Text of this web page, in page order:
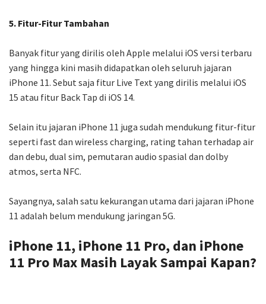
5. Fitur-Fitur Tambahan
Banyak fitur yang dirilis oleh Apple melalui iOS versi terbaru
yang hingga kini masih didapatkan oleh seluruh jajaran
iPhone 11. Sebut saja fitur Live Text yang dirilis melalui iOS
15 atau fitur Back Tap di iOS 14.
Selain itu jajaran iPhone 11 juga sudah mendukung fitur-fitur
seperti fast dan wireless charging, rating tahan terhadap air
dan debu, dual sim, pemutaran audio spasial dan dolby
atmos, serta NFC.
Sayangnya, salah satu kekurangan utama dari jajaran iPhone
11 adalah belum mendukung jaringan 5G.
iPhone 11, iPhone 11 Pro, dan iPhone
11 Pro Max Masih Layak Sampai Kapan?